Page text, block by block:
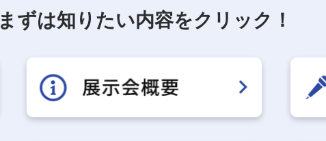
まずは知りたい内容をクリック！